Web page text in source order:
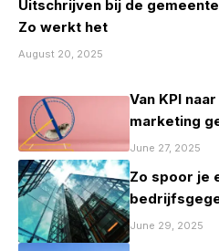
Uitschrijven bij de
Zo werkt het
August 20, 2025
Van KPI
marketing
mag zijn
June 27, 2025
Zo spoor je
June 29, 2025